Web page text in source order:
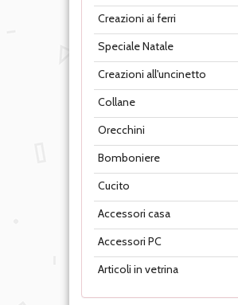
Creazioni ai ferri
Speciale Natale
Creazioni all'uncinetto
Collane
Orecchini
Bomboniere
Cucito
Accessori casa
Accessori PC
Articoli in vetrina